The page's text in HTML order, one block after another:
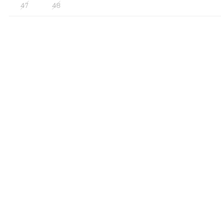
47 48